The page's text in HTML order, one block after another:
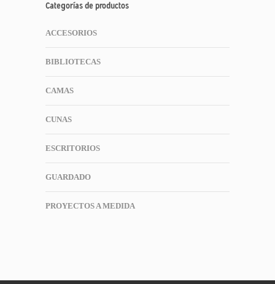
Categorías de productos
ACCESORIOS
BIBLIOTECAS
CAMAS
CUNAS
ESCRITORIOS
GUARDADO
PROYECTOS A MEDIDA